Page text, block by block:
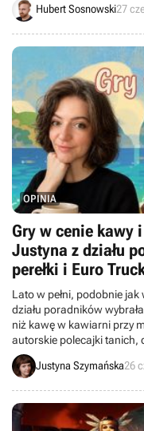
Hubert Sosnowski27
OPINIA
Gry w cenie kawy
Justyna z działu
perełki i Euro
Lato w pełni, podobnie
działu poradników
niż kawę w kawiarni przy
autorskie polecajki tanich,
twórców.
Justyna Szymańska26